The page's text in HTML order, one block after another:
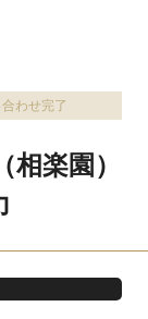
わせ完了
楽園）